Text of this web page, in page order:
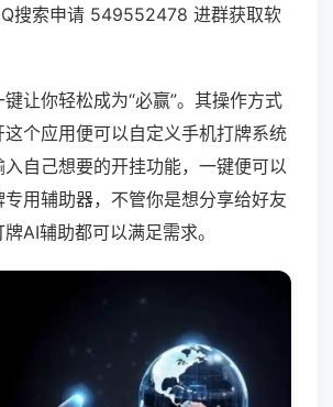
搜索申请 549552478 进群获取软
让你轻松成为“必赢”。其操作方式
个应用便可以自定义手机打牌系统
自己想要的开挂功能，一键便可以
用辅助器，不管你是想分享给好友
AI辅助都可以满足需求。